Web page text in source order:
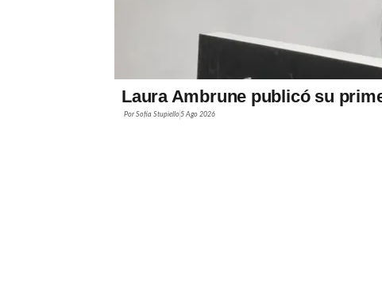
Laura Ambrune publicó su
Por Sofía Stupiello5 Ago 2026